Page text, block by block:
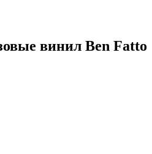
винил Ben Fatto